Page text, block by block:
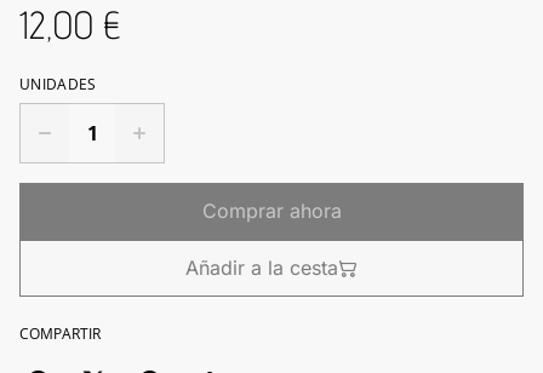
12,00 €
UNIDADES
Comprar ahora
Añadir a la cesta
COMPARTIR